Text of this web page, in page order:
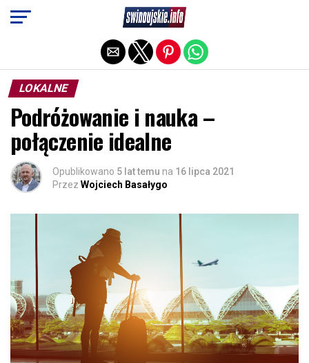
LOKALNE
Podróżowanie i nauka –
połączenie idealne
Opublikowano 5 lat temu na 16 lipca 2021
Przez Wojciech Basałygo
Exit mobile version